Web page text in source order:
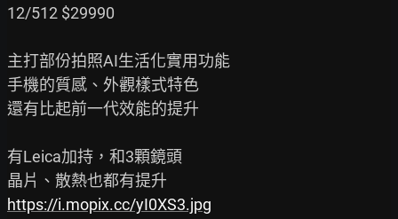
12/512 $29990
主打部份拍照AI生活化實用功能
手機的質感、外觀樣式特色
還有比起前一代效能的提升
有Leica加持，和3顆鏡頭
https://i.mopix.cc/yI0XS3.jpg